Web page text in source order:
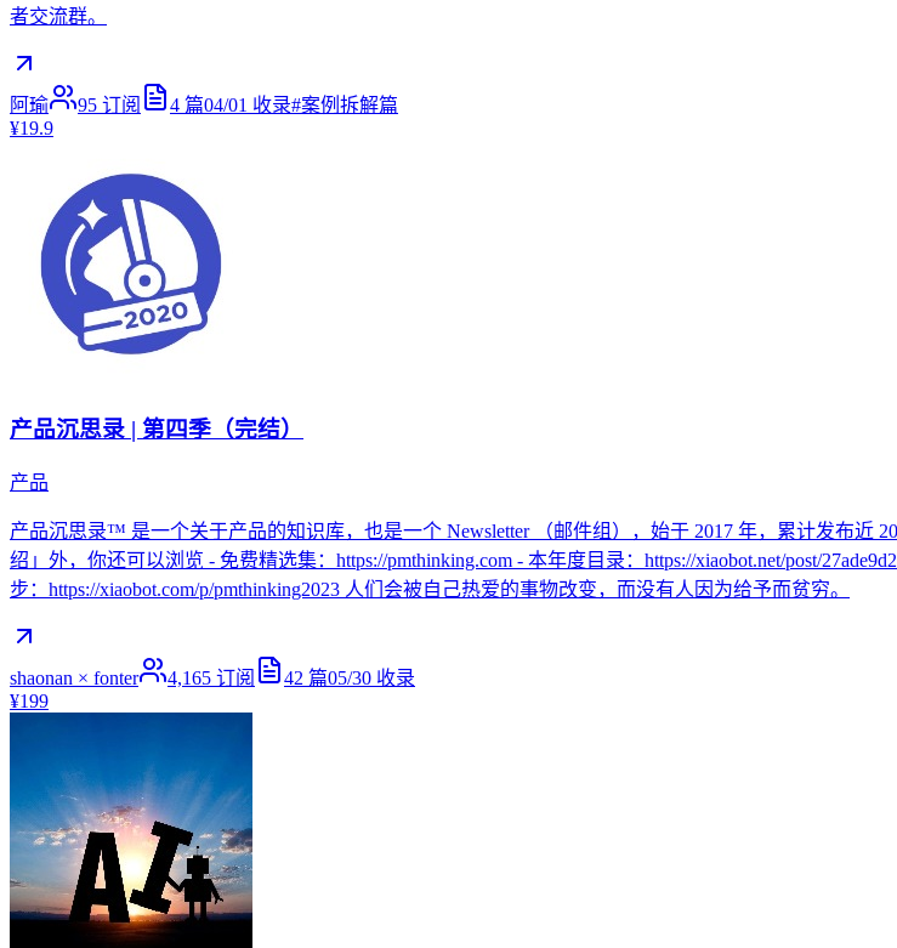
者交流群。
阿瑜 95 订阅 4 篇04/01 收录#案例拆解篇
¥19.9
产品沉思录 | 第四季（完结）
产品
产品沉思录™ 是一个关于产品的知识库，也是一个 Newsletter （邮件组），始于 2017 年，累计发布近
绍」外，你还可以浏览 - 免费精选集：https://pmthinking.com - 本年度目录：https://xiaobot.net/post/
步：https://xiaobot.com/p/pmthinking2023 人们会被自己热爱的事物改变，而没有人因为给予而贫穷。
shaonan × fonter 4,165 订阅 42 篇05/30 收录
¥199